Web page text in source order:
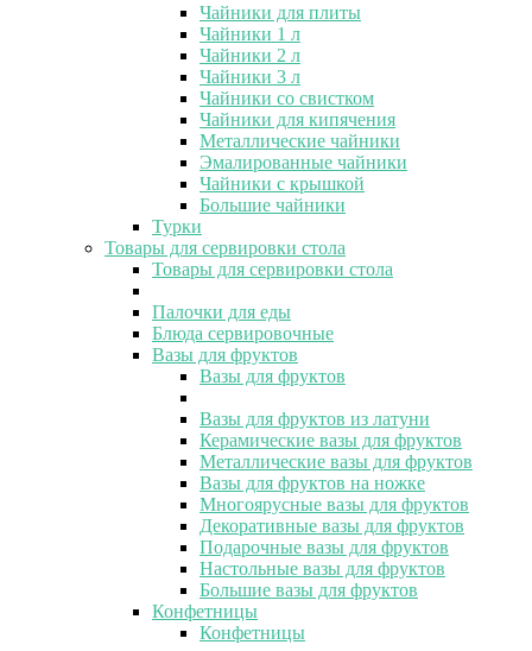
Чайники для плиты
Чайники 1 л
Чайники 2 л
Чайники 3 л
Чайники со свистком
Чайники для кипячения
Металлические чайники
Эмалированные чайники
Чайники с крышкой
Большие чайники
Турки
Товары для сервировки стола
Товары для сервировки стола
Палочки для еды
Блюда сервировочные
Вазы для фруктов
Вазы для фруктов
Вазы для фруктов из латуни
Керамические вазы для фруктов
Металлические вазы для фруктов
Вазы для фруктов на ножке
Многоярусные вазы для фруктов
Декоративные вазы для фруктов
Подарочные вазы для фруктов
Настольные вазы для фруктов
Большие вазы для фруктов
Конфетницы
Конфетницы